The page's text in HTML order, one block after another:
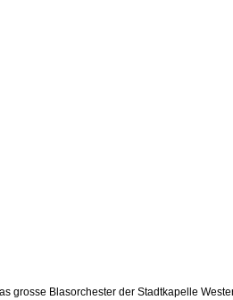
grosse Blasorchester der Stadtkapelle